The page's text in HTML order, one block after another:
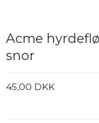
Acme
snor
45,00 DKK